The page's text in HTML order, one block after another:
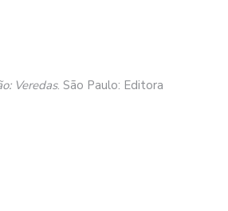
Veredas. São Paulo: Editora